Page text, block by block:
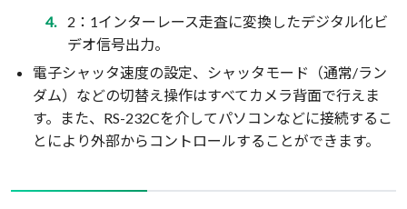
2：1インターレース走査に変換したデジタル化ビ
デオ信号出力。
電子シャッタ速度の設定、シャッタモード（通常/ラン
ダム）などの切替え操作はすべてカメラ背面で行えま
す。また、RS-232Cを介してパソコンなどに接続するこ
とにより外部からコントロールすることができます。